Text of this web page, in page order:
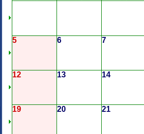
5 6 7
12 13 14
19 20 21